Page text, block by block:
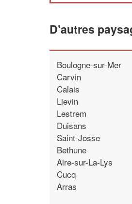
D’autres
Boulogne-sur-Mer
Carvin
Calais
Lievin
Lestrem
Duisans
Saint-Josse
Bethune
Aire-sur-La-Lys
Cucq
Arras